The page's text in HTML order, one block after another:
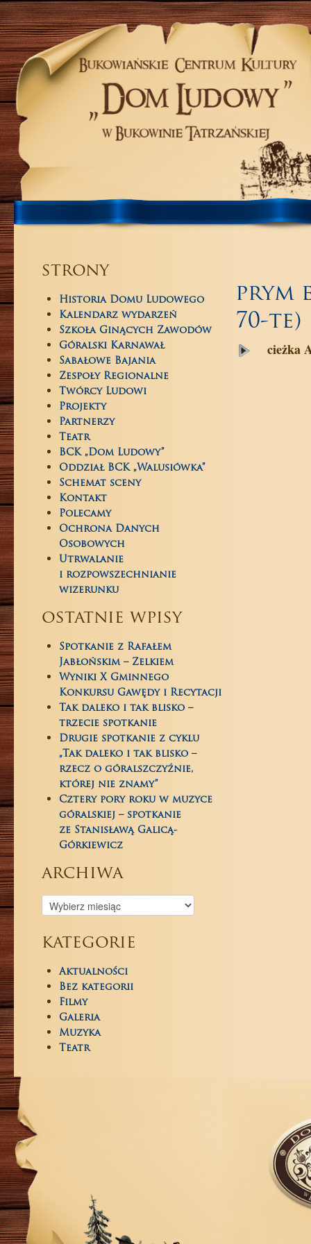
strony
Historia Domu Ludowego
Kalendarz wydarzeń
Szkoła Ginących Zawodów
Góralski Karnawał
Sabałowe Bajania
Zespoły Regionalne
Twórcy Ludowi
Projekty
Partnerzy
Teatr
BCK „Dom Ludowy”
Oddział BCK „Walusiówka”
Schemat sceny
Kontakt
Polecamy
Ochrona Danych
Osobowych
Utrwalanie
i rozpowszechnianie
wizerunku
ostatnie wpisy
Spotkanie z Rafałem
Jabłońskim – Zelkiem
Wyniki X Gminnego
Konkursu Gawędy i Recytacji
Tak daleko i tak blisko –
trzecie spotkanie
Drugie spotkanie z cyklu
„Tak daleko i tak blisko –
rzecz o góralszczyźnie,
której nie znamy”
Cztery pory roku w muzyce
góralskiej – spotkanie
ze Stanisławą Galicą-
Górkiewicz
archiwa
kategorie
Aktualności
Bez kategorii
Filmy
Galeria
Muzyka
Teatr
prym
70-te)
cieżka